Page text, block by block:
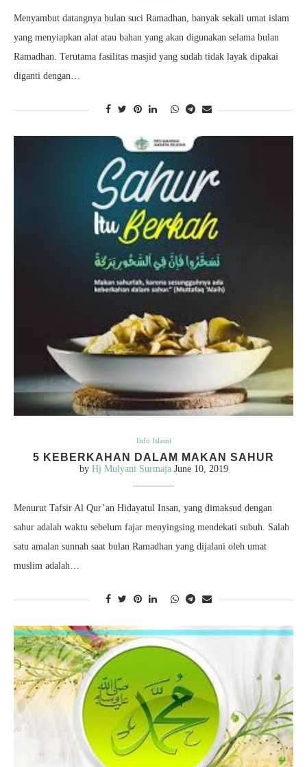
Menyambut datangnya bulan suci Ramadhan, banyak sekali umat islam
yang menyiapkan alat atau bahan yang akan digunakan selama bulan
Ramadhan. Terutama fasilitas masjid yang sudah tidak layak dipakai
diganti dengan…
Info Islami
5 KEBERKAHAN DALAM MAKAN SAHUR
by Hj Mulyani Surmaja June 10, 2019
Menurut Tafsir Al Qur’an Hidayatul Insan, yang dimaksud dengan
sahur adalah waktu sebelum fajar menyingsing mendekati subuh. Salah
satu amalan sunnah saat bulan Ramadhan yang dijalani oleh umat
muslim adalah…